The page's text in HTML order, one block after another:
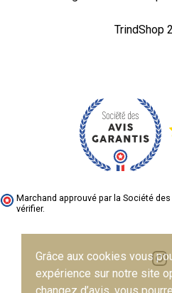
Grâce aux cookies vous
expérience sur notre site
TrindShop
Marchand approuvé par la Société
vérifier.